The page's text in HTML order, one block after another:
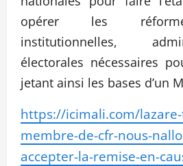
opérer les
institutionnelles,
électorales nécessaires
jetant ainsi les bases d’un
https://icimali.com/
membre-de-cfr-nous-
accepter-la-remise-en-